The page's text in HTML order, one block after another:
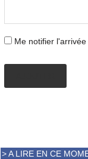
Me notifier
> A LIRE EN CE